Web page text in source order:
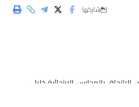
شاركها
ألف طفل مغربي حرموا من الالتحاق بالمدارس الابتدائية خلال